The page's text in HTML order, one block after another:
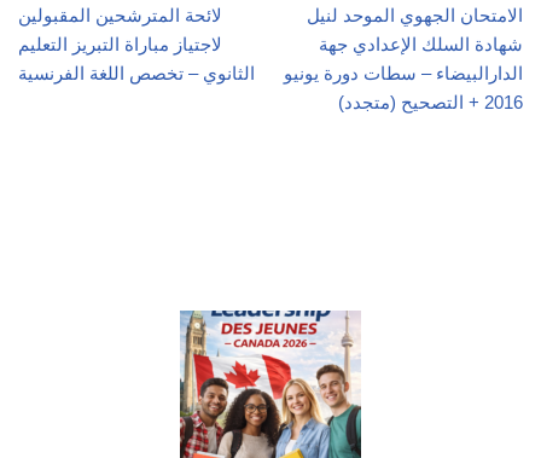
لائحة المترشحين المقبولين
لاجتياز مباراة التبريز التعليم
الثانوي – تخصص اللغة الفرنسية
الامتحان الجهوي الموحد لنيل
شهادة السلك الإعدادي جهة
الدارالبيضاء – سطات دورة يونيو
2016 + التصحيح (متجدد)